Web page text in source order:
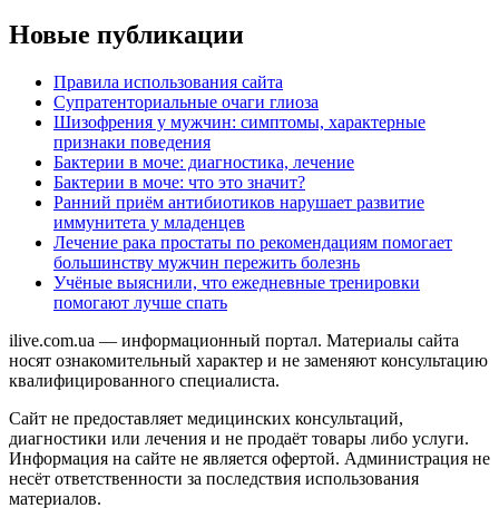
Новые публикации
Правила использования сайта
Супратенториальные очаги глиоза
Шизофрения у мужчин: симптомы, характерные
признаки поведения
Бактерии в моче: диагностика, лечение
Бактерии в моче: что это значит?
Ранний приём антибиотиков нарушает развитие
иммунитета у младенцев
Лечение рака простаты по рекомендациям помогает
большинству мужчин пережить болезнь
Учёные выяснили, что ежедневные тренировки
помогают лучше спать
ilive.com.ua — информационный портал. Материалы сайта
носят ознакомительный характер и не заменяют консультацию
квалифицированного специалиста.
Сайт не предоставляет медицинских консультаций,
диагностики или лечения и не продаёт товары либо услуги.
Информация на сайте не является офертой. Администрация не
несёт ответственности за последствия использования
материалов.